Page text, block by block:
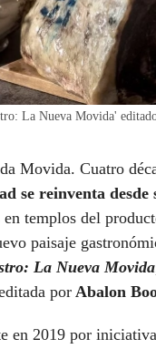
La Nueva Movida'
Movida. Cuatro
se reinventa desde
templos del
paisaje
La Nueva Movida
porAbalon
en 2019 por